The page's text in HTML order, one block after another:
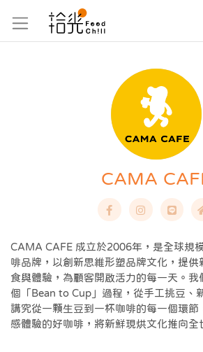
CAMA
CAMA CAFE 成立於2006年，是全球規
啡品牌，以創新思維形塑品牌文化，提供
食與體驗，為顧客開啟活力的每一天。我
個「Bean to Cup」過程，從手工挑豆、
講究從一顆生豆到一杯咖啡的每一個環節
感體驗的好咖啡，將新鮮現烘文化推向全